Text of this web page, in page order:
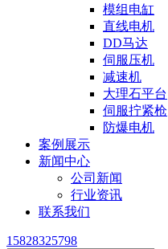
模组电缸
直线电机
DD马达
伺服压机
减速机
大理石平台
伺服拧紧枪
防爆电机
案例展示
新闻中心
公司新闻
行业资讯
联系我们
15828325798